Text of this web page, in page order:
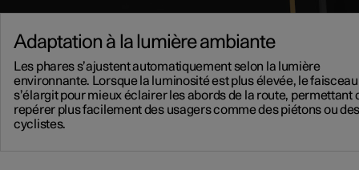
Adaptation à la lumière ambiante
Les phares s’ajustent automatiquement selon la lumière
environnante. Lorsque la luminosité est plus élevée, le faisceau
s’élargit pour mieux éclairer les abords de la route, permettant
repérer plus facilement des usagers comme des piétons ou
cyclistes.